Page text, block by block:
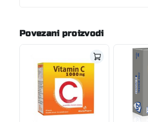
Povezani proizvodi